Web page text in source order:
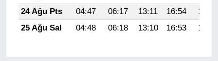
24 Ağu Pts
04:47 06:17 13:11 16:54
19:54
25 Ağu Sal
04:48 06:18 13:10 16:53 19:53